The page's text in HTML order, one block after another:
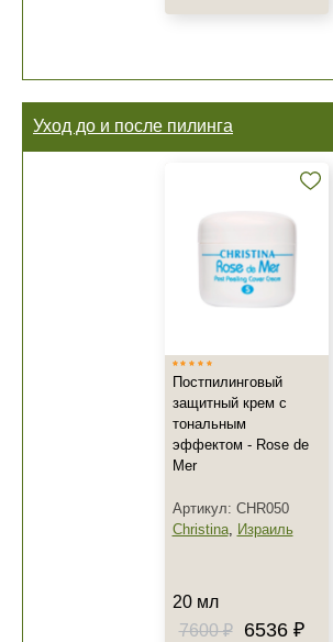
Уход до и после пилинга
Постпилинговый
защитный крем с
тональным
эффектом - Rose de
Mer
Артикул: CHR050
Christina, Израиль
20 мл
7600 ₽
6536 ₽
+7 (495) 640-58-89
+7 (929) 933-09-89